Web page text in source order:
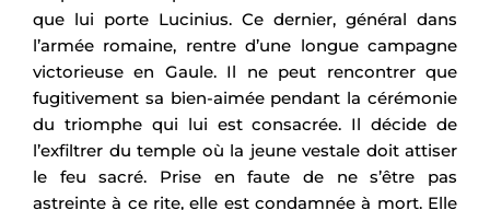
que lui porte Lucinius. Ce dernier, général dans
l’armée romaine, rentre d’une longue campagne
victorieuse en Gaule. Il ne peut rencontrer que
fugitivement sa bien-aimée pendant la cérémonie
du triomphe qui lui est consacrée. Il décide de
l’exfiltrer du temple où la jeune vestale doit attiser
le feu sacré. Prise en faute de ne s’être pas
astreinte à ce rite, elle est condamnée à mort. Elle